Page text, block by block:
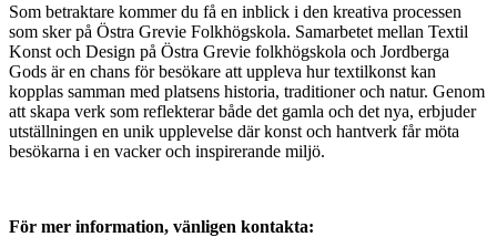
Som betraktare kommer du få en inblick i den kreativa processen
som sker på Östra Grevie Folkhögskola. Samarbetet mellan Textil
Konst och Design på Östra Grevie folkhögskola och Jordberga
Gods är en chans för besökare att uppleva hur textilkonst kan
kopplas samman med platsens historia, traditioner och natur. Genom
att skapa verk som reflekterar både det gamla och det nya, erbjuder
utställningen en unik upplevelse där konst och hantverk får möta
besökarna i en vacker och inspirerande miljö.
För mer information, vänligen kontakta: